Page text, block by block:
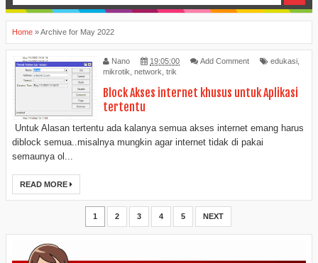
Home »Archive for May 2022
Nano 19:05:00 Add Comment edukasi
mikrotik network trik
Block Akses internet khusus untuk Aplikasi
tertentu
Untuk Alasan tertentu ada kalanya semua akses internet emang harus
diblock semua..misalnya mungkin agar internet tidak di pakai
semaunya ol...
READ MORE
1 2 3 4 5 NEXT